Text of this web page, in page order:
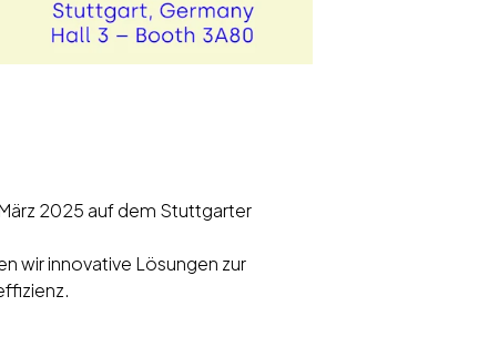
2025 auf dem Stuttgarter
wir innovative Lösungen zur